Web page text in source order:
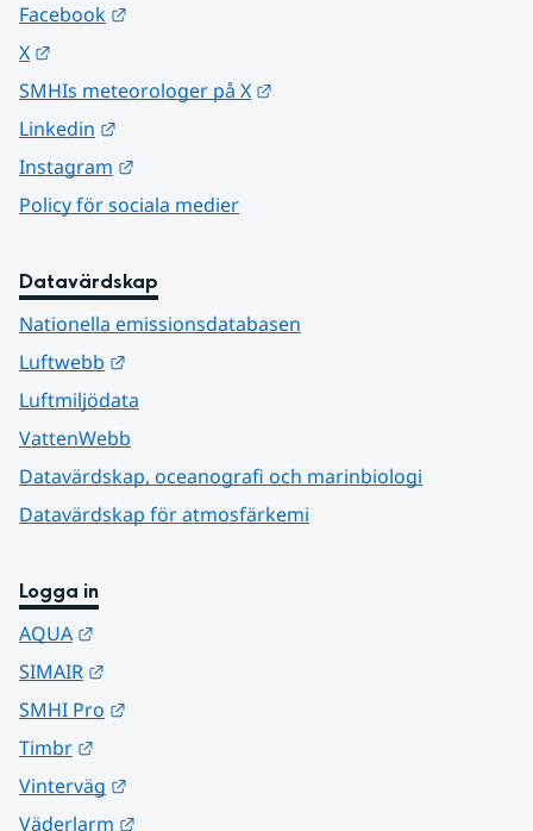
Facebook
X
SMHIs meteorologer på X
Linkedin
Instagram
Policy för sociala medier
Datavärdskap
Nationella emissionsdatabasen
Luftwebb
Luftmiljödata
VattenWebb
Datavärdskap, oceanografi och marinbiologi
Datavärdskap för atmosfärkemi
Logga in
AQUA
SIMAIR
SMHI Pro
Timbr
Vinterväg
Väderlarm